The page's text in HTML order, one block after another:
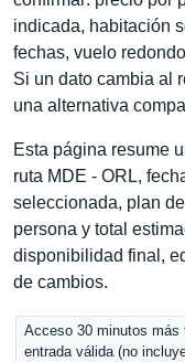
indicada, habitación
fechas, vuelo
Si un dato cambia al
una alternativa
Esta página resume
ruta MDE - ORL,
seleccionada, plan
persona y total
disponibilidad final,
de cambios.
Acceso 30 minutos más
entrada válida (no